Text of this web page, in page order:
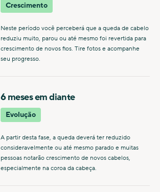
Crescimento
Neste período você perceberá que a queda de cabelo
reduziu muito, parou ou até mesmo foi revertida para
crescimento de novos fios. Tire fotos e acompanhe
seu progresso.
6 meses em diante
Evolução
A partir desta fase, a queda deverá ter reduzido
consideravelmente ou até mesmo parado e muitas
pessoas notarão crescimento de novos cabelos,
especialmente na coroa da cabeça.